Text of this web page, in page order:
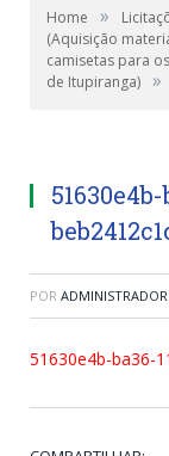
Home »
(Aquisição
camisetas para
de Itupiranga) »
51630e4b-
POR ADMINISTRADOR
51630e4b-ba36-